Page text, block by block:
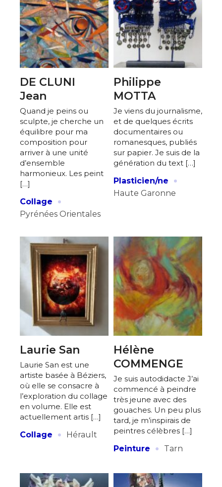
Adresse email*
Nom
Prénom
Statut / Organisation
J'accepte lestermes et conditions
* Champ obligatoire
Adresse email*
Prénom
Statut / Organisation
J'accepte lestermes et conditions
* Champ obligatoire
DE CLUNI
Jean
Quand je peins ou
sculpte, je cherche un
équilibre pour ma
composition pour
arriver à une unité
d’ensemble
harmonieux. Les peint
[…]
Collage
·
Pyrénées Orientales
Philippe
MOTTA
Je viens du journalisme,
et de quelques écrits
documentaires ou
romanesques, publiés
sur papier. Je suis de la
génération du text […]
Plasticien/ne
·
Haute Garonne
Laurie San
Laurie San est une
artiste basée à Béziers,
où elle se consacre à
l’exploration du collage
en volume. Elle est
actuellement artis […]
Collage
· Hérault
Hélène
COMMENGE
Je suis autodidacte J’ai
commencé à peindre
très jeune avec des
gouaches. Un peu plus
tard, je m’inspirais de
peintres célèbres […]
Peinture
· Tarn